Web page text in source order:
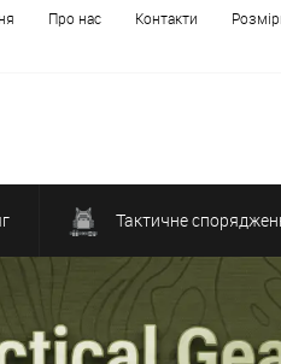
Про нас Контакти
Тактичне